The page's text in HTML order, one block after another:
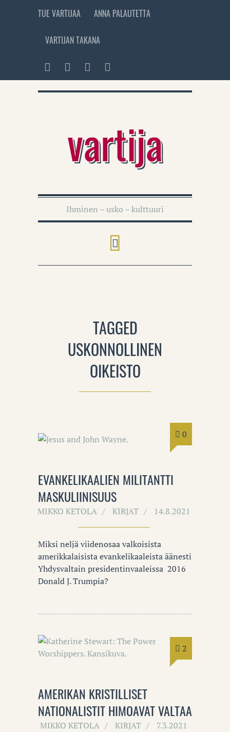
TUE VARTIJAA ANNA PALAUTETTA
VARTIJAN TAKANA
vartija
Ihminen – usko – kulttuuri
TAGGED
USKONNOLLINEN
OIKEISTO
0
EVANKELIKAALIEN MILITANTTI
MASKULIINISUUS
MIKKO KETOLA KIRJAT 14.8.2021
Miksi neljä viidenosaa valkoisista
amerikkalaisista evankelikaaleista äänesti
Yhdysvaltain presidentinvaaleissa 2016
Donald J. Trumpia?
2
AMERIKAN KRISTILLISET
NATIONALISTIT HIMOAVAT VALTAA
MIKKO KETOLA KIRJAT 7.3.2021